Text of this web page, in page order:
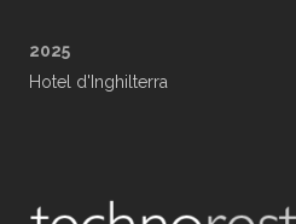
2025
Hotel d'Inghilterra